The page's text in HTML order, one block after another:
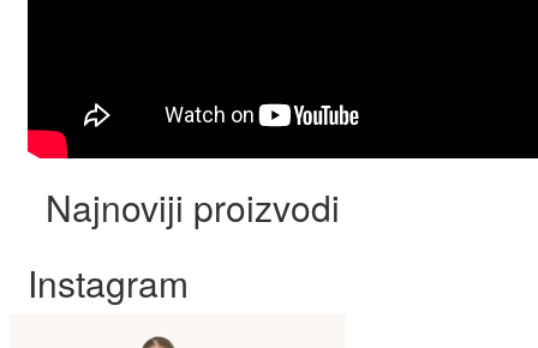
Najnoviji proizvodi
Instagram